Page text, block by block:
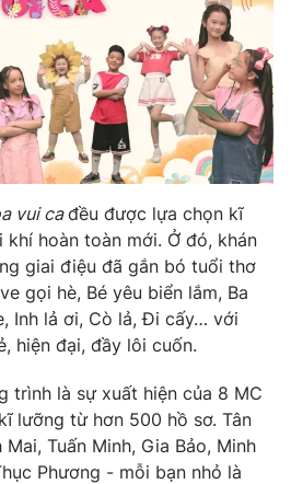
lai
Podcast
Infographic
Shorts video
VTV Thể thao
Bất động sản
vui cađều được lựa chọn kĩ
khí hoàn toàn mới. Ở đó, khán
giai điệu đã gắn bó tuổi thơ
gọi hè, Bé yêu biển lắm, Ba
Inh lả ơi, Cò lả, Đi cấy… với
hiện đại, đầy lôi cuốn.
trình là sự xuất hiện của 8 MC
lưỡng từ hơn 500 hồ sơ. Tân
Tuấn Minh, Gia Bảo, Minh
Phương - mỗi bạn nhỏ là